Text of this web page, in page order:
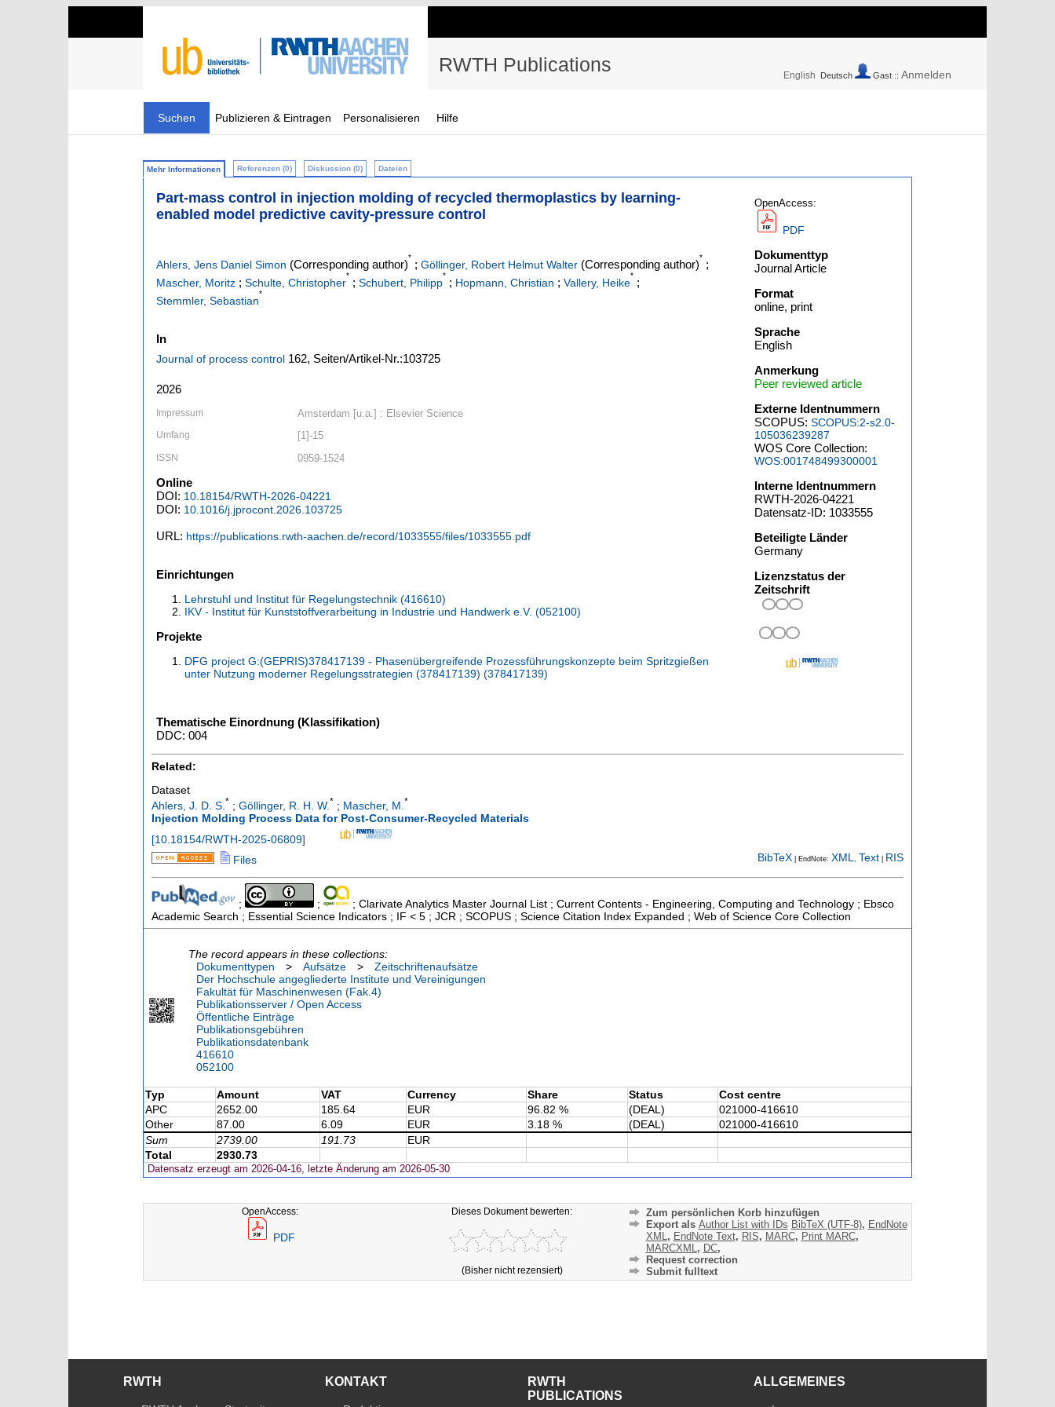
RWTH Publications English Deutsch Gast :: Anmelden
Suchen Publizieren & Eintragen Personalisieren Hilfe
Mehr Informationen Referenzen (0) Diskussion (0) Dateien
Part-mass control in injection molding of recycled thermoplastics by learning-
enabled model predictive cavity-pressure control
Ahlers, Jens Daniel Simon (Corresponding author)
*
; Göllinger, Robert Helmut Walter (Corresponding author)
*
;
Mascher, Moritz ; Schulte, Christopher
*
; Schubert, Philipp
*
; Hopmann, Christian ; Vallery, Heike
*
;
Stemmler, Sebastian
*
In
Journal of process control 162, Seiten/Artikel-Nr.:103725
2026
Impressum Amsterdam [u.a.] : Elsevier Science
Umfang [1]-15
ISSN 0959-1524
Online
DOI: 10.18154/RWTH-2026-04221
DOI: 10.1016/j.jprocont.2026.103725
URL: https://publications.rwth-aachen.de/record/1033555/files/1033555.pdf
Einrichtungen
Lehrstuhl und Institut für Regelungstechnik (416610)
IKV - Institut für Kunststoffverarbeitung in Industrie und Handwerk e.V. (052100)
Projekte
DFG project G:(GEPRIS)378417139 - Phasenübergreifende Prozessführungskonzepte beim Spritzgießen
unter Nutzung moderner Regelungsstrategien (378417139) (378417139)
Thematische Einordnung (Klassifikation)
DDC: 004
OpenAccess:
PDF
Dokumenttyp
Journal Article
Format
online, print
Sprache
English
Anmerkung
Peer reviewed article
Externe Identnummern
SCOPUS:SCOPUS:2-s2.0-
105036239287
WOS Core Collection:
WOS:001748499300001
Interne Identnummern
RWTH-2026-04221
Datensatz-ID: 1033555
Beteiligte Länder
Germany
Lizenzstatus der
Zeitschrift
Related:
Dataset
Ahlers, J. D. S. * ; Göllinger, R. H. W. * ; Mascher, M. *
Injection Molding Process Data for Post-Consumer-Recycled Materials
[10.18154/RWTH-2025-06809]
Files
BibTeX | EndNote: XML , Text RIS
; ;
; Clarivate Analytics Master Journal List ; Current Contents - Engineering, Computing and Technology ; Ebsco
Academic Search ; Essential Science Indicators ; IF < 5 ; JCR ; SCOPUS ; Science Citation Index Expanded ; Web of Science Core Collection
The record appears in these collections:
Dokumenttypen
> Aufsätze >
Zeitschriftenaufsätze
Der Hochschule angegliederte Institute und Vereinigungen
Fakultät für Maschinenwesen (Fak.4)
Publikationsserver / Open Access
Öffentliche Einträge
Publikationsgebühren
Publikationsdatenbank
416610
052100
Typ Amount VAT Currency Share Status
Cost centre
APC
2652.00 185.64 EUR 96.82 % (DEAL)
021000-416610
Other
87.00 6.09 EUR 3.18 % (DEAL)
021000-416610
Sum
2739.00 191.73
EUR
Total
2930.73
Datensatz erzeugt am 2026-04-16, letzte Änderung am 2026-05-30
OpenAccess:
PDF
Dieses Dokument bewerten:
(Bisher nicht rezensiert)
Zum persönlichen Korb hinzufügen
Export als Author List with IDs BibTeX (UTF-8), EndNote
XML , EndNote Text, RIS, MARC, Print MARC,
MARCXML , DC,
Request correction
Submit fulltext
RWTH KONTAKT
RWTH
PUBLICATIONS
ALLGEMEINES